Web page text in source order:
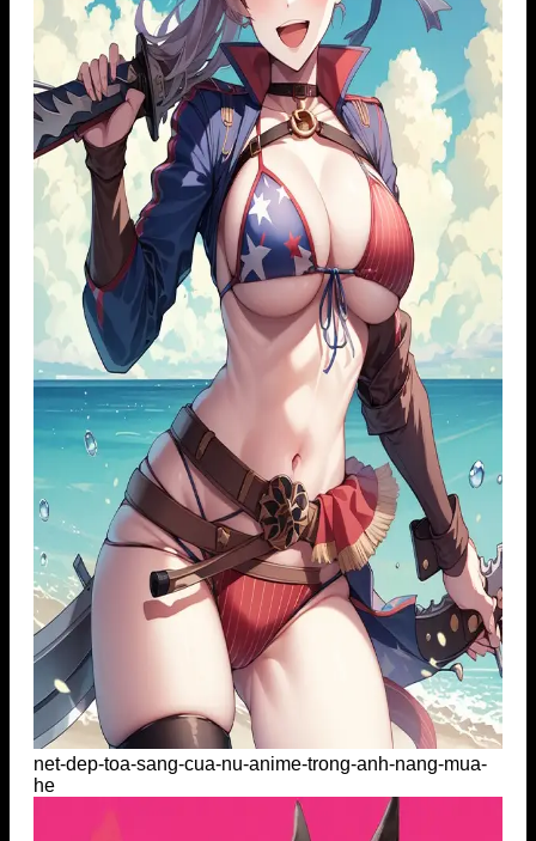
net-dep-toa-sang-cua-nu-anime-trong-anh-nang-mua-
he